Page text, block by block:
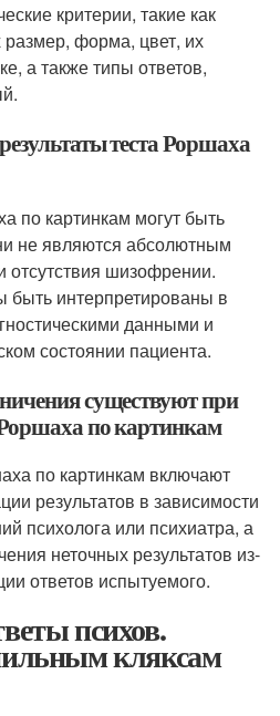
критерии, такие как
размер, форма, цвет, их
а также типы ответов,
теста Роршаха
по картинкам могут быть
не являются абсолютным
отсутствия шизофрении.
быть интерпретированы в
данными и
состоянии пациента.
существуют при
по картинкам
по картинкам включают
результатов в зависимости
психолога или психиатра, а
неточных результатов из-
ответов испытуемого.
психов.
кляксам